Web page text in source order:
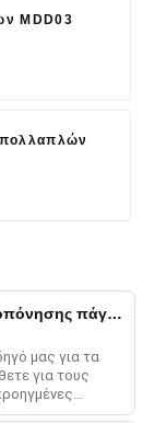
MDD03
πολλαπλών
Ο πλήρης οδηγός για τα μηχανήματα προπόνησης πάγκου το 2025
μας για τα
για τους